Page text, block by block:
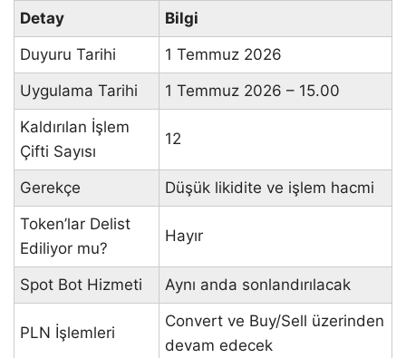
Detay
Bilgi
Duyuru Tarihi
1 Temmuz 2026
Uygulama Tarihi
1 Temmuz 2026 – 15.00
Kaldırılan İşlem
Çifti Sayısı
12
Gerekçe
Düşük likidite ve işlem hacmi
Token’lar Delist
Ediliyor mu?
Hayır
Spot Bot Hizmeti Aynı anda sonlandırılacak
PLN İşlemleri
Convert ve Buy/Sell üzerinden
devam edecek